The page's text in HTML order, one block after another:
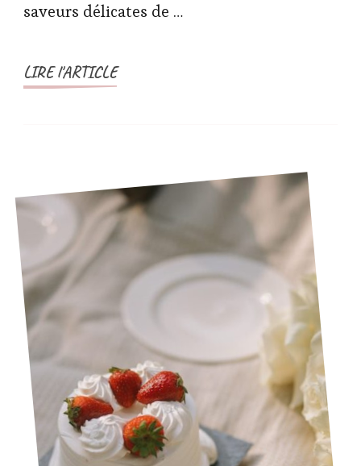
saveurs délicates de …
LIRE l'ARTICLE